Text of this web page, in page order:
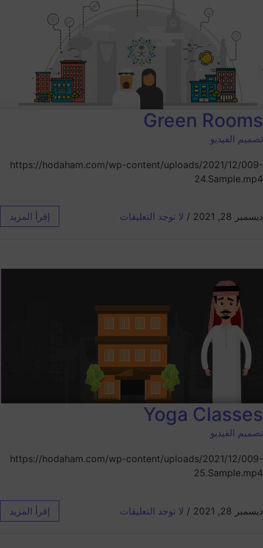
Green Rooms
تصميم الفيديو
https://hodaham.com/wp-content/uploads/2021/12/009-
24.Sample.mp4
ديسمبر 28, 2021 / لا توجد التعليقات إقرأ المزيد
Yoga Classes
تصميم الفيديو
https://hodaham.com/wp-content/uploads/2021/12/009-
25.Sample.mp4
ديسمبر 28, 2021 / لا توجد التعليقات إقرأ المزيد